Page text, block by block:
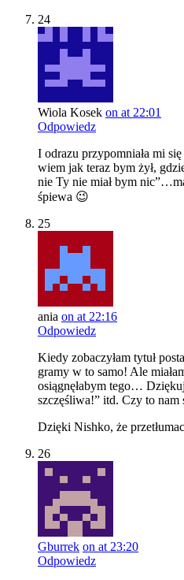
24
Wiola Kosek on at 22:01
Odpowiedz
I odrazu przypomniała mi
wiem jak teraz bym żył,
nie Ty nie miał bym
śpiewa 😉
25
ania on at 22:16
Odpowiedz
Kiedy zobaczyłam tytuł
gramy w to samo! Ale
osiągnęłabym tego…
szczęśliwa!” itd. Czy to
Dzięki Nishko, że
26
Gburrek on at 23:20
Odpowiedz